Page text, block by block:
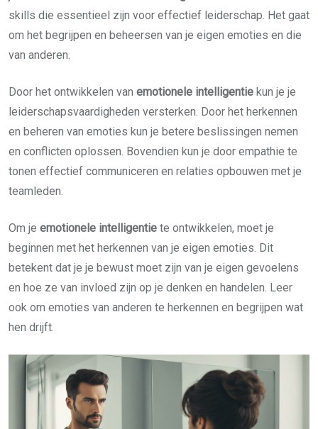
skills die essentieel zijn voor effectief leiderschap. Het gaat
om het begrijpen en beheersen van je eigen emoties en die
van anderen.
Door het ontwikkelen van emotionele intelligentie kun je je
leiderschapsvaardigheden versterken. Door het herkennen
en beheren van emoties kun je betere beslissingen nemen
en conflicten oplossen. Bovendien kun je door empathie te
tonen effectief communiceren en relaties opbouwen met je
teamleden.
Om je emotionele intelligentie te ontwikkelen, moet je
beginnen met het herkennen van je eigen emoties. Dit
betekent dat je je bewust moet zijn van je eigen gevoelens
en hoe ze van invloed zijn op je denken en handelen. Leer
ook om emoties van anderen te herkennen en begrijpen wat
hen drijft.